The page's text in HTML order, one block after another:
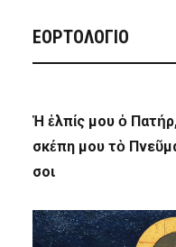
ΕΟΡΤΟΛΟΓΙΟ
Ἡ ἐλπίς μου ὁ
σκέπη μου τὸ
σοι